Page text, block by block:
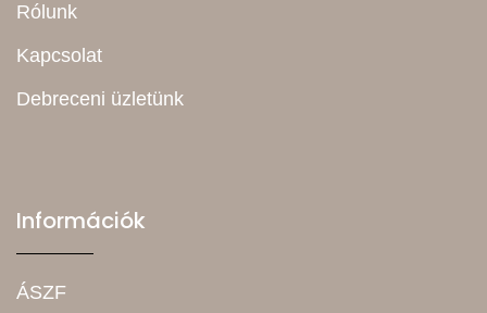
Rólunk
Kapcsolat
Debreceni üzletünk
Információk
ÁSZF